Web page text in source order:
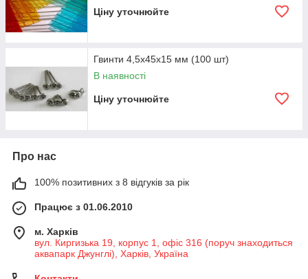
Ціну уточнюйте
Гвинти 4,5х45х15 мм (100 шт)
В наявності
Ціну уточнюйте
Про нас
100% позитивних з 8 відгуків за рік
Працює з 01.06.2010
м. Харків
вул. Киргизька 19, корпус 1, офіс 316 (поруч знаходиться
аквапарк Джунглі), Харків, Україна